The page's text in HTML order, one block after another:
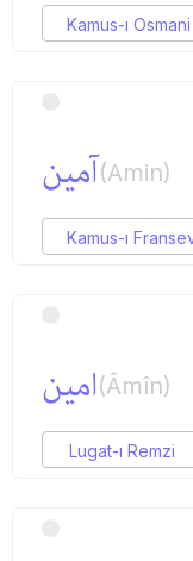
Kamus-ı Osmani
آمین(Amin)
Kamus-ı
امین(Âmîn)
Lugat-ı Remzi